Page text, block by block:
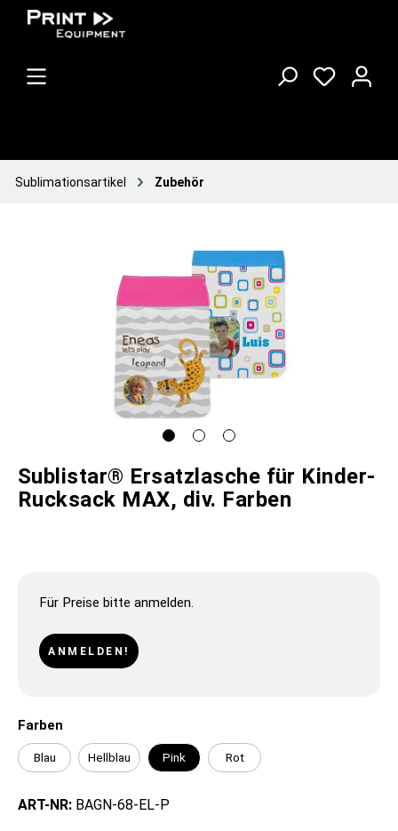
Sublimationsartikel Zubehör
Sublistar® Ersatzlasche für Kinder-
Rucksack MAX, div. Farben
Für Preise bitte anmelden.
ANMELDEN!
Farben
Blau Hellblau Pink Rot
ART-NR: BAGN-68-EL-P